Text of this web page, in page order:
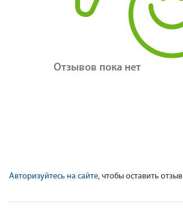
Отзывов пока нет
Авторизуйтесь на сайте, чтобы оставить отзыв